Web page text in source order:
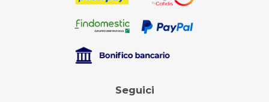
Seguici